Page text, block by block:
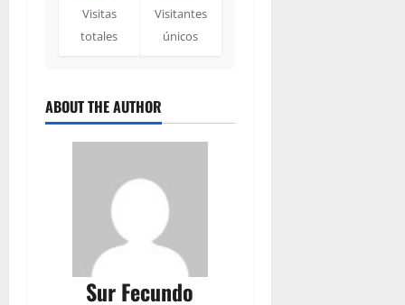
Visitas
totales
Visitantes
únicos
ABOUT THE AUTHOR
Sur Fecundo